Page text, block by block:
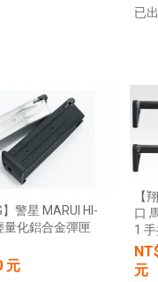
加入購物車
【翔準AOG】S&T UFC M4
已
】警星 MARUI HI-
量化鋁合金彈匣
元
【
口
1
元